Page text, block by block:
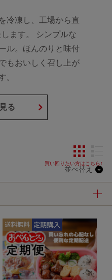
冷凍し、工場から直
ます。 シンプルな
ル。ほんのりと味付
もおいしく召し上が
。
る
並べ替え